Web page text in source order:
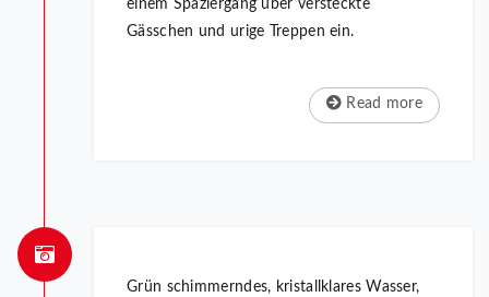
einem Spaziergang über versteckte
Gässchen und urige Treppen ein.
Read more
Grün schimmerndes, kristallklares Wasser,